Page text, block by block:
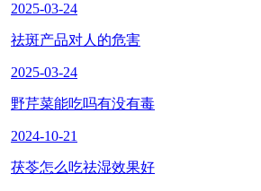
2025-03-24
祛斑产品对人的危害
2025-03-24
野芹菜能吃吗有没有毒
2024-10-21
茯苓怎么吃祛湿效果好